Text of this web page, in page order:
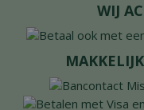
WIJ